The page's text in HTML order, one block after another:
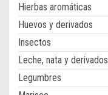
Hierbas aromáticas
Huevos y derivados
Insectos
Leche, nata y derivados
Legumbres